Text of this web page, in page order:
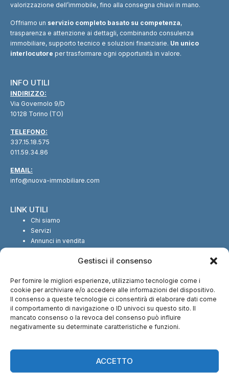
Gestisci il consenso
Per fornire le migliori esperienze, utilizziamo tecnologie come i
cookie per archiviare e/o accedere alle informazioni del dispositivo.
Il consenso a queste tecnologie ci consentirà di elaborare dati come
il comportamento di navigazione o ID univoci su questo sito. Il
mancato consenso o la revoca del consenso può influire
negativamente su determinate caratteristiche e funzioni.
ACCETTO
valorizzazione dell’immobile, fino alla consegna chiavi in mano.
Offriamo un servizio completo basato su competenza,
trasparenza e attenzione ai dettagli, combinando consulenza
immobiliare, supporto tecnico e soluzioni finanziarie. Un unico
interlocutore per trasformare ogni opportunità in valore.
INFO UTILI
INDIRIZZO:
Via Governolo 9/D
10128 Torino (TO)
TELEFONO:
337.15.18.575
011.59.34.86
EMAIL:
info@nuova-immobiliare.com
LINK UTILI
Chi siamo
Servizi
Annunci in vendita
SEGUICI SUI SOCIAL
CI TROVI ANCHE SU: